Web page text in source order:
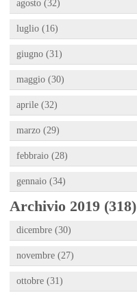
agosto (32)
luglio (16)
giugno (31)
maggio (30)
aprile (32)
marzo (29)
febbraio (28)
gennaio (34)
Archivio 2019 (318)
dicembre (30)
novembre (27)
ottobre (31)